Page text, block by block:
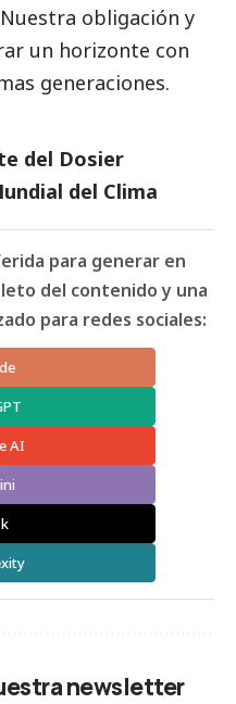
obligación y
un horizonte con
generaciones.
del Dosier
del Clima
para generar en
del contenido y una
para redes sociales:
AI
newsletter